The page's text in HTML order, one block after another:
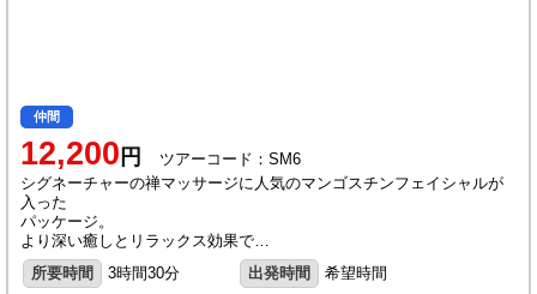
仲間
12,200 円
ツアーコード：SM6
シグネーチャーの禅マッサージに人気のマンゴスチンフェイシャルが
入った
パッケージ。
より深い癒しとリラックス効果で…
所要時間
3時間30分 出発時間 希望時間